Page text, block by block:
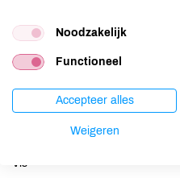
Mosterd
Noten
Vis
Noodzakelijk
Functioneel
Accepteer alles
Weigeren